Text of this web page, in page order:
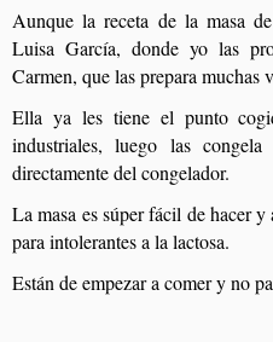
Aunque la receta de la masa
Luisa García, donde yo las
Carmen, que las prepara muchas
Ella ya les tiene el punto
industriales, luego las
directamente del congelador.
La masa es súper fácil de hacer
para intolerantes a la lactosa.
Están de empezar a comer y no